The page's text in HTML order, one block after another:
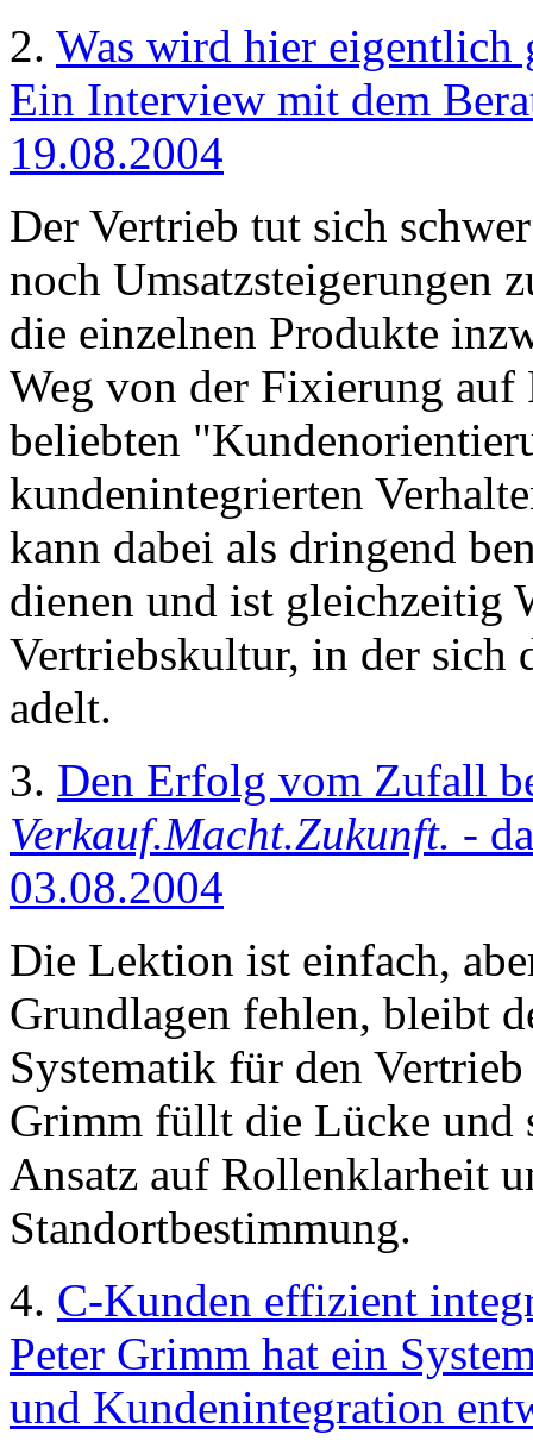
2. Was wird hier eigentlich
Ein Interview mit dem
19.08.2004
Der Vertrieb tut sich
noch Umsatzsteigerungen
die einzelnen Produkte
Weg von der Fixierung auf
beliebten
kundenintegrierten
kann dabei als dringend
dienen und ist gleichzeitig
Vertriebskultur, in der sich
adelt.
3. Den Erfolg vom Zufall
Verkauf.Macht.Zukunft. -
03.08.2004
Die Lektion ist einfach,
Grundlagen fehlen, bleibt
Systematik für den
Grimm füllt die Lücke und
Ansatz auf Rollenklarheit
Standortbestimmung.
4. C-Kunden effizient
Peter Grimm hat ein
und Kundenintegration